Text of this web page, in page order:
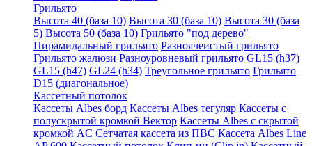
Грильято
Высота 40 (база 10) Высота 30 (база 10) Высота 30 (база
5) Высота 50 (база 10) Грильято "под дерево"
Пирамидальный грильято Разноячеистый грильято
Грильято жалюзи Разноуровневый грильято GL15 (h37)
GL15 (h47) GL24 (h34) Треугольное грильято Грильято
D15 (диагональное)
Кассетный потолок
Кассеты Albes борд Кассеты Albes тегуляр Кассеты с
полускрытой кромкой Вектор Кассеты Albes с скрытой
кромкой AC Сетчатая кассета из ПВС Кассета Albes Line